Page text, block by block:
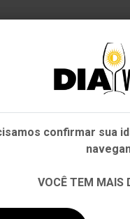
Cervejas Kits
BRANCO 750ML
Estado você está?
Outros
confirmar sua
VOCÊ TEM MAIS